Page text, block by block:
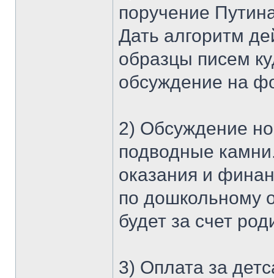
поручение
Дать алгоритм
образцы писем
обсуждение на
2) Обсуждение
подводные
оказания и
по дошкольному
будет за счет
3) Оплата за